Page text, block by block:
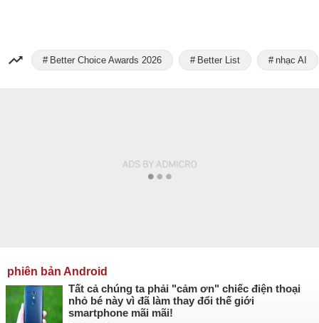
Better Choice Awards 2026 Better List nhạc AI
phiên bản Android
Tất cả chúng ta phải "cảm ơn" chiếc điện thoại
nhỏ bé này vì đã làm thay đổi thế giới
smartphone mãi mãi!